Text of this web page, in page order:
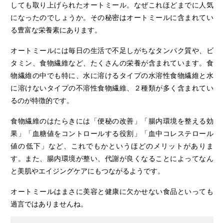
しても取り上げられたオートミール。なぜこれほどまでに人気
になったのでしょうか。その秘密はオートミールに含まれてい
る豊富な栄養素にあります。
オートミールには毎日の生活で不足しがちなタンパク質や、ビ
タミン、食物繊維など、たくさんの栄養が含まれています。食
物繊維の中でも特に、水に溶けるタイプの水溶性食物繊維と水
に溶けないタイプの不溶性食物繊維、２種類が多く含まれてい
るのが特徴的です。
食物繊維のはたらきには「便秘の改善」「腸内環境を整える効
果」「血糖値をコントロールする役割」「血中コレステロール
値の低下」など、これでもかというほどのメリットがありま
す。また、腸内環境が整い、代謝が良くなることによってなん
と美肌やエイジングケアにもつながるようです。
オートミールはまさに美容と健康に欠かせない食品といっても
過言ではありませんね。